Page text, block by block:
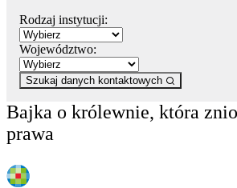
Rodzaj instytucji:
Województwo:
Szukaj danych kontaktowych
Bajka o królewnie, która
prawa